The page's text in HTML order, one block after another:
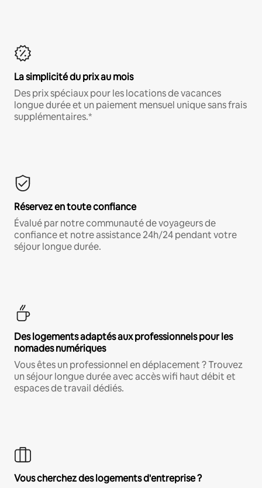
La simplicité du prix au mois
Des prix spéciaux pour les locations de vacances
longue durée et un paiement mensuel unique sans frais
supplémentaires.*
Réservez en toute confiance
Évalué par notre communauté de voyageurs de
confiance et notre assistance 24h/24 pendant votre
séjour longue durée.
Des logements adaptés aux professionnels pour les
nomades numériques
Vous êtes un professionnel en déplacement ? Trouvez
un séjour longue durée avec accès wifi haut débit et
espaces de travail dédiés.
Vous cherchez des logements d'entreprise ?